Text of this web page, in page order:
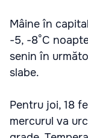
Mâine în
-5, -8°C
senin în
slabe.
Pentru joi, 18
mercurul va